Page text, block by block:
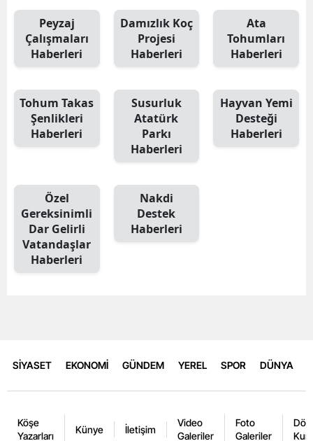
Peyzaj
Çalışmaları
Haberleri
Damızlık Koç
Projesi
Haberleri
Ata
Tohumları
Haberleri
Tohum Takas
Şenlikleri
Haberleri
Susurluk
Atatürk
Parkı
Haberleri
Hayvan Yemi
Desteği
Haberleri
Özel
Gereksinimli
Dar Gelirli
Vatandaşlar
Haberleri
Nakdi
Destek
Haberleri
SİYASET EKONOMİ GÜNDEM YEREL SPOR DÜNYA
Köşe
Yazarları
Künye İletişim
Video
Galeriler
Foto
Galeriler